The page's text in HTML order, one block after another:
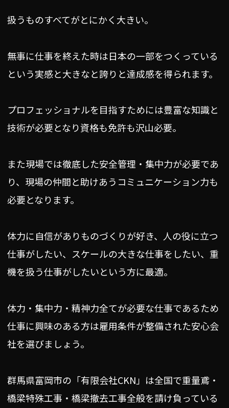
扱うものすべてがとにかく大きい。
無事に仕事を終えた時は日本の一部をつくっている
という実感と大きなと誇りと達成感を得られます。
プロフェッショナルを目指すためには豊富な知識と
技術が必要となり資格も免許も沢山必要。
また現場では徹底した安全管理・集中力が必要であ
り、現場の仲間と助けあうコミュニケーション力も
必要となります。
体力に自信がありものづくりが好き、人の役に立つ
仕事がしたい、スケールの大きな仕事をしたい、重
機を扱う仕事がしたいという方に最適。
体力・集中力・精神力全てが必要な仕事であるため
仕事に興味のある方は雇用条件が整備された安心会
社を選びましょう。
群馬県富岡市の「有限会社CKN」は全国で重量鳶・
橋梁特殊工事・橋梁撤去工事全般を請け負っている